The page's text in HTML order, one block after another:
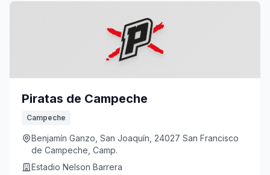
Piratas de Campeche
Campeche
Benjamín Ganzo, San Joaquín, 24027 San Francisco
de Campeche, Camp.
Estadio Nelson Barrera